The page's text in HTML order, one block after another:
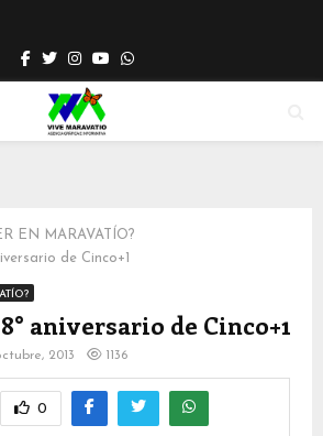
Facebook
TwitterInstagram
YoutubeWhatsapp
EN MARAVATÍO?
de Cinco+1
aniversario de Cinco+1
2013 1136
0